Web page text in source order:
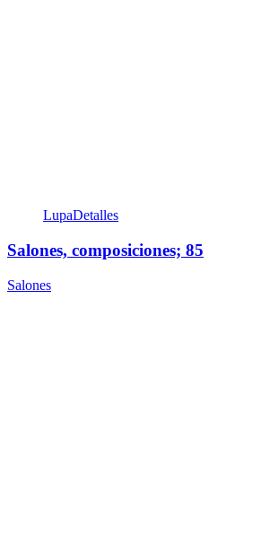
LupaDetalles
Salones, composiciones; 85
Salones